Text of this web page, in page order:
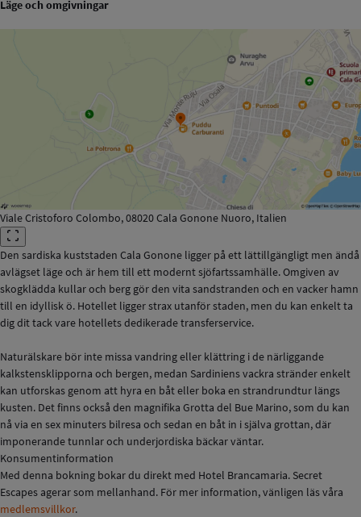
Läge och omgivningar
Viale Cristoforo Colombo, 08020 Cala Gonone Nuoro, Italien
Den sardiska kuststaden Cala Gonone ligger på ett lättillgängligt men ändå
avlägset läge och är hem till ett modernt sjöfartssamhälle. Omgiven av
skogklädda kullar och berg gör den vita sandstranden och en vacker hamn
till en idyllisk ö. Hotellet ligger strax utanför staden, men du kan enkelt ta
dig dit tack vare hotellets dedikerade transferservice.
Naturälskare bör inte missa vandring eller klättring i de närliggande
kalkstensklipporna och bergen, medan Sardiniens vackra stränder enkelt
kan utforskas genom att hyra en båt eller boka en strandrundtur längs
kusten. Det finns också den magnifika Grotta del Bue Marino, som du kan
nå via en sex minuters bilresa och sedan en båt in i själva grottan, där
imponerande tunnlar och underjordiska bäckar väntar.
Konsumentinformation
Med denna bokning bokar du direkt med Hotel Brancamaria. Secret
Escapes agerar som mellanhand. För mer information, vänligen läs våra
medlemsvillkor.